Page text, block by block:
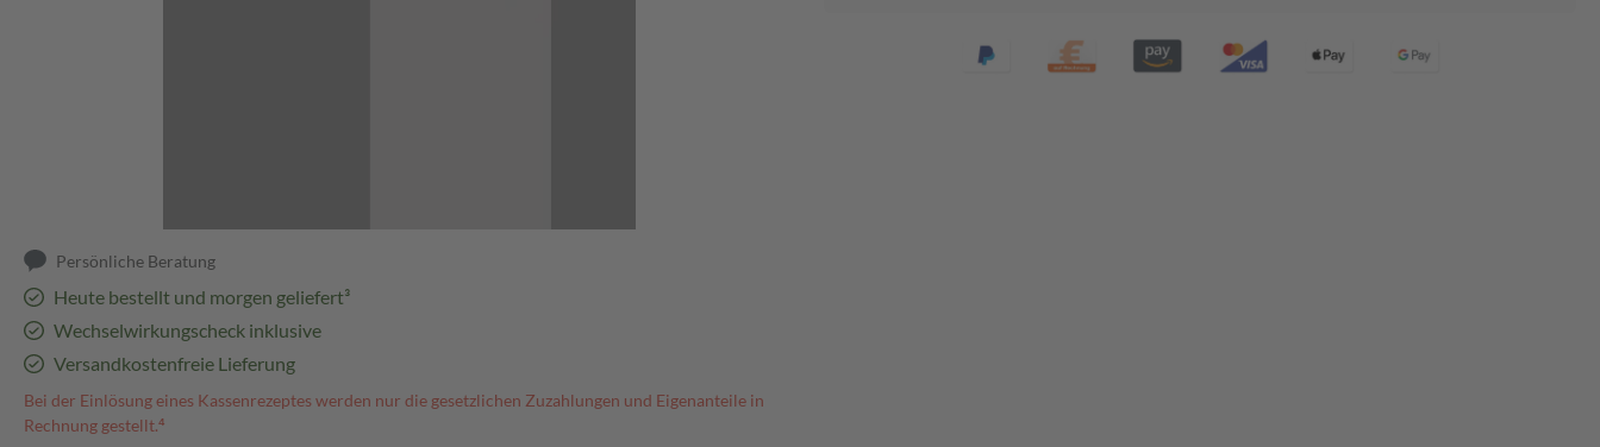
Persönliche Beratung
Heute bestellt und morgen geliefert³
Wechselwirkungscheck inklusive
Versandkostenfreie Lieferung
Bei der Einlösung eines Kassenrezeptes werden nur die gesetzlichen Zuzahlungen und Eigenanteile in
Rechnung gestellt.⁴